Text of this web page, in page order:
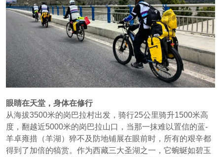
眼睛在天堂，身体在修行
从海拔3500米的岗巴拉村出发，骑行25公里骑升1500米高
度，翻越近5000米的岗巴拉山口，当那一抹难以置信的蓝-
羊卓雍措（羊湖）猝不及防地铺展在眼前时，所有的艰辛都
得到了加倍的犒赏。作为西藏三大圣湖之一，它蜿蜒如碧玉